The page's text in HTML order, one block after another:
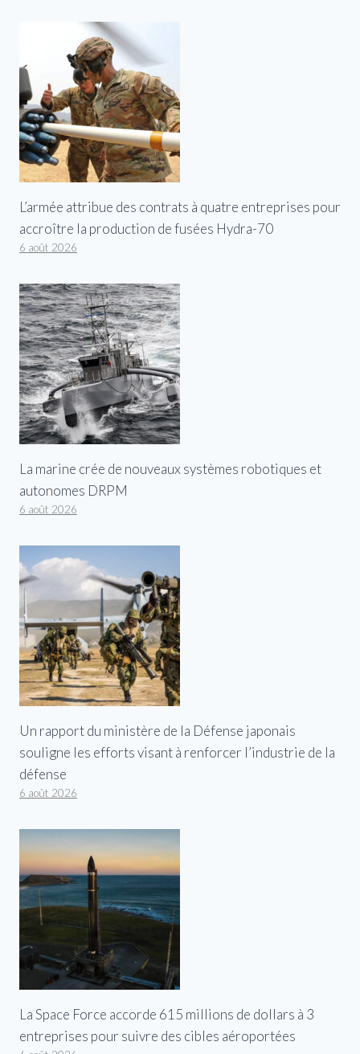
L’armée attribue des contrats à quatre entreprises pour
accroître la production de fusées Hydra-70
6 août 2026
La marine crée de nouveaux systèmes robotiques et
autonomes DRPM
6 août 2026
Un rapport du ministère de la Défense japonais
souligne les efforts visant à renforcer l’industrie de la
défense
6 août 2026
La Space Force accorde 615 millions de dollars à 3
entreprises pour suivre des cibles aéroportées